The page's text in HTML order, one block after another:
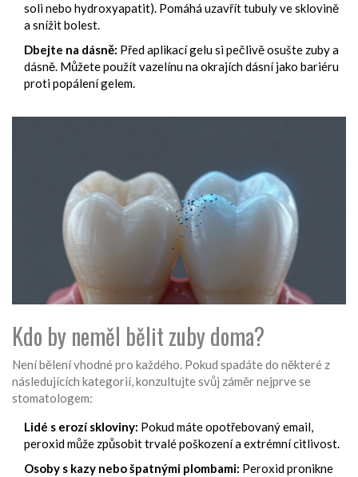
soli nebo hydroxyapatit). Pomáhá uzavřít tubuly ve sklovině
a snížit bolest.
Dbejte na dásně: Před aplikací gelu si pečlivě osušte zuby a
dásně. Můžete použít vazelínu na okrajích dásní jako bariéru
proti popálení gelem.
Kdo by neměl bělit zuby doma?
Není bělení vhodné pro každého. Pokud spadáte do některé z
následujících kategorií, konzultujte svůj záměr nejprve se
stomatologem:
Lidé s erozí skloviny: Pokud máte opotřebovaný email,
peroxid může způsobit trvalé poškození a extrémní citlivost.
Osoby s kazy nebo špatnými plombami: Peroxid pronikne